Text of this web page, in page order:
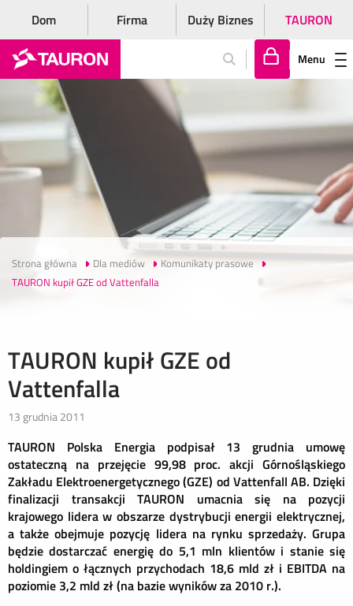
Dom Firma Duży Biznes TAURON
lo
gu
j
si
ę
Menu
Strona główna Dla mediów
Komunikaty prasowe
TAURON kupił GZE od Vattenfalla
TAURON kupił GZE od
Vattenfalla
13 grudnia 2011
TAURON Polska Energia podpisał 13 grudnia umowę
ostateczną na przejęcie 99,98 proc. akcji Górnośląskiego
Zakładu Elektroenergetycznego (GZE) od Vattenfall AB. Dzięki
finalizacji transakcji TAURON umacnia się na pozycji
krajowego lidera w obszarze dystrybucji energii elektrycznej,
a także obejmuje pozycję lidera na rynku sprzedaży. Grupa
będzie dostarczać energię do 5,1 mln klientów i stanie się
holdingiem o łącznych przychodach 18,6 mld zł i EBITDA na
poziomie 3,2 mld zł (na bazie wyników za 2010 r.).